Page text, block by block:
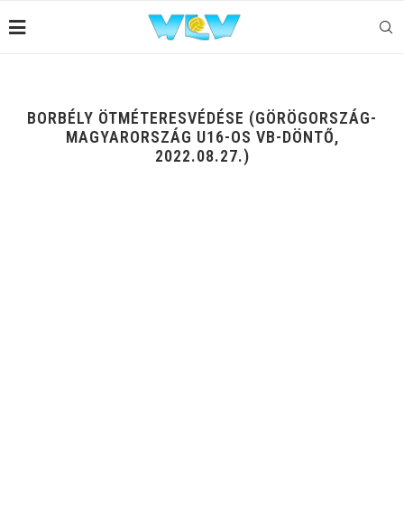
BORBÉLY ÖTMÉTERESVÉDÉSE (GÖRÖGORSZÁG-
MAGYARORSZÁG U16-OS VB-DÖNTŐ,
2022.08.27.)